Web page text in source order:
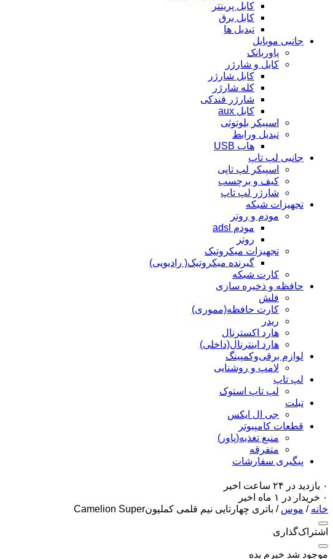
کابل پرینتر
کابل برق
تبدیل ها
جانبی موبایل
پاوربانک
کابل و شارژر
کابل شارژر
کله شارژر
شارژر فندکی
کابل aux
اسپیکر بلوتوثی
تبدیل ورابط
هاب USB
جانبی لپ تاپ
اسپیکر لپ تاپی
کیف و برچسب
شارژر لپ تاپ
تجهیزات شبکه
مودم و روتر
مودم adsl
روتر
تجهیزات میکروتیک
گیرنده میکروتیک( رادیویی)
کارت شبکه
حافظه و ذخیره سازی
فلش
کارت حافظه(مموری)
ریدر
هارد اکسترنال
هارد اینترنال(داخلی)
لوازم برقی‌وکمپینگ
لامپ و روشنایی
لپ تاپ
لپ تاپ استوک
تبلت
جی ال ایکس
قطعات کامپیوتر
منبع تغذیه(پاور)
متفرقه
پیگیری سفارشات
۰ بازدید در ۲۴ ساعت اخیر
۰ خریدار در ۱ ماه اخیر
خانه / موس / باتری چهارتایی نیم قلمی کملیونCamelion Super
اشتراک‌گذاری
موجود شد خبرم بده